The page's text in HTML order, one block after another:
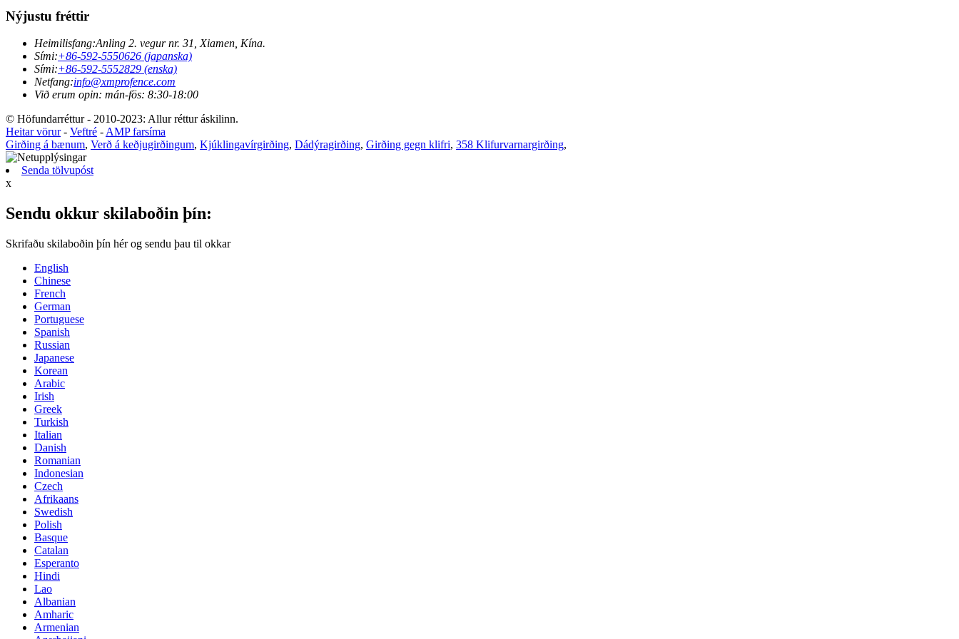
Nýjustu fréttir
Heimilisfang:Anling 2. vegur nr. 31, Xiamen, Kína.
Sími:+86-592-5550626 (japanska)
Sími:+86-592-5552829 (enska)
Netfang:info@xmprofence.com
Við erum opin: mán-fös: 8:30-18:00
© Höfundarréttur - 2010-2023: Allur réttur áskilinn.
Heitar vörur- Veftré -AMP farsíma
Girðing á bænum, Verð á keðjugirðingum, Kjúklingavírgirðing, Dádýragirðing, Girðing gegn klifri, 358 Klifurvarnargirðing,
Senda tölvupóst
x
Sendu okkur skilaboðin þín:
Skrifaðu skilaboðin þín hér og sendu þau til okkar
English
Chinese
French
German
Portuguese
Spanish
Russian
Japanese
Korean
Arabic
Irish
Greek
Turkish
Italian
Danish
Romanian
Indonesian
Czech
Afrikaans
Swedish
Polish
Basque
Catalan
Esperanto
Hindi
Lao
Albanian
Amharic
Armenian